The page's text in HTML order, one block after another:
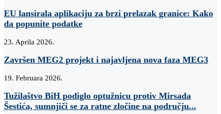
EU lansirala aplikaciju za brzi prelazak granice: Kako
da popunite podatke
23. Aprila 2026.
Završen MEG2 projekt i najavljena nova faza MEG3
19. Februara 2026.
Tužilaštvo BiH podiglo optužnicu protiv Mirsada
Šestića, sumnjiči se za ratne zločine na području...